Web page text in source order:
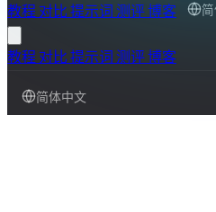
教程 对比提示词测评博客
教程 对比提示词测评博客
简体中文